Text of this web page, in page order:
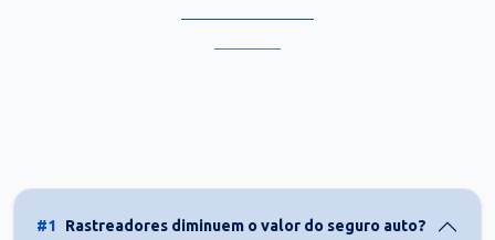
#1 Rastreadores diminuem o valor do seguro auto?